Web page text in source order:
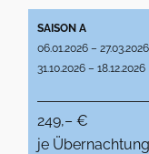
SAISON A
06.01.2026 – 27.03.2026
31.10.2026 – 18.12.2026
249,– €
je Übernachtung